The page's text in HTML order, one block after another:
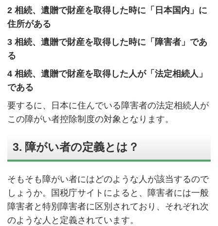
2 相続、遺贈で財産を取得した時に「日本国内」に
住所がある
3 相続、遺贈で財産を取得した時に「障害者」であ
る
4 相続、遺贈で財産を取得した人が「法定相続人」
である
要するに、日本に住んでいる障害者の法定相続人が
この障がい者控除制度の対象となります。
3. 障がい者の定義とは？
そもそも障がい者にはどのような人が該当するので
しょうか。国税庁サイトによると、障害者には一般
障害者と特別障害者に区別されており、それぞれ次
のような人と定義されています。